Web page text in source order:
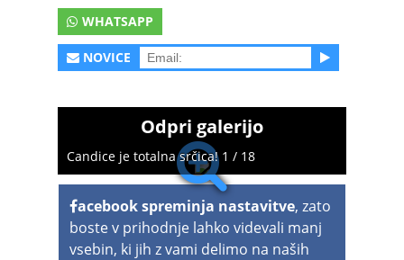
WHATSAPP
NOVICE
Odpri galerijo
Candice je totalna srčica! 1 / 18
acebook spreminja nastavitve, zato
boste v prihodnje lahko videvali manj
vsebin, ki jih z vami delimo na naših